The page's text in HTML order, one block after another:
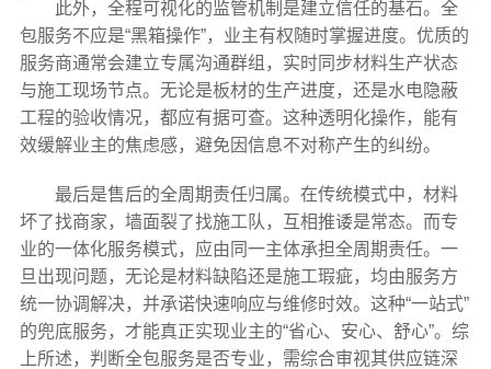
此外，全程可视化的监管机制是建立信任的基石。全
包服务不应是“黑箱操作”，业主有权随时掌握进度。优质的
服务商通常会建立专属沟通群组，实时同步材料生产状态
与施工现场节点。无论是板材的生产进度，还是水电隐蔽
工程的验收情况，都应有据可查。这种透明化操作，能有
效缓解业主的焦虑感，避免因信息不对称产生的纠纷。
最后是售后的全周期责任归属。在传统模式中，材料
坏了找商家，墙面裂了找施工队，互相推诿是常态。而专
业的一体化服务模式，应由同一主体承担全周期责任。一
旦出现问题，无论是材料缺陷还是施工瑕疵，均由服务方
统一协调解决，并承诺快速响应与维修时效。这种“一站式”
的兜底服务，才能真正实现业主的“省心、安心、舒心”。综
上所述，判断全包服务是否专业，需综合审视其供应链深